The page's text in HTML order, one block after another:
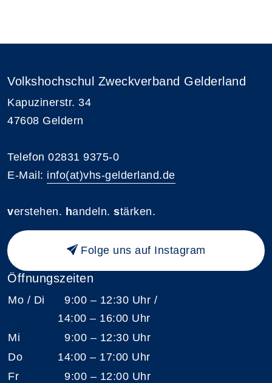
Volkshochschul Zweckverband Gelderland
Kapuzinerstr. 34
47608 Geldern
Telefon 02831 9375-0
E-Mail: info(at)vhs-gelderland.de
verstehen. handeln. stärken.
Folge uns auf Instagram
Öffnungszeiten
Mo / Di
9:00 – 12:30 Uhr /
14:00 – 16:00 Uhr
Mi
9:00 – 12:30 Uhr
Do
14:00 – 17:00 Uhr
Fr
9:00 – 12:00 Uhr